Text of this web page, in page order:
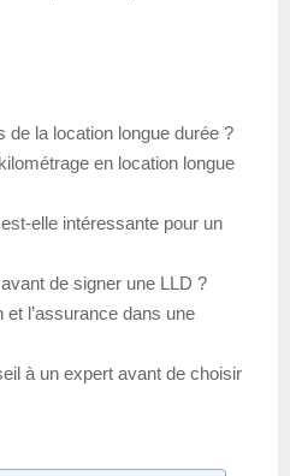
de la location longue durée ?
en location longue
elle intéressante pour un
de signer une LLD ?
et l’assurance dans une
à un expert avant de choisir